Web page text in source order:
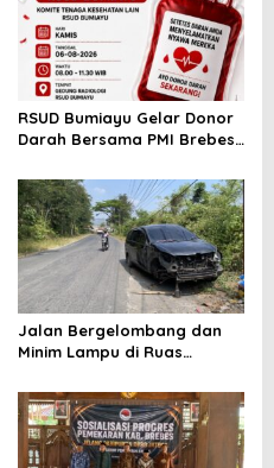
RSUD Bumiayu Gelar Donor
Darah Bersama PMI Brebes
Indonesia
Jalan Bergelombang dan
Minim Lampu di Ruas
Telan Korban, Innova
Hantam Pohon di
Bantarkawung